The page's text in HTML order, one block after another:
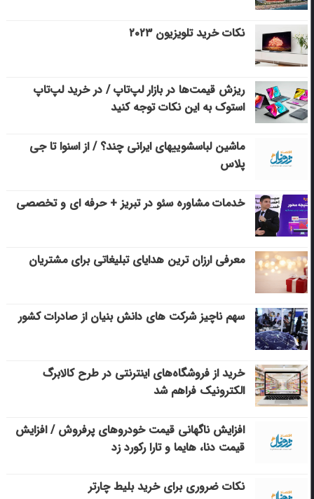
نکات خرید تلویزیون ۲۰۲۳
ریزش قیمت‌ها در بازار لپ‌تاپ / در خرید لپ‌تاپ
استوک به این نکات توجه کنید
ماشین لباسشویی‎های ایرانی چند؟ / از اسنوا تا جی
پلاس
خدمات مشاوره سئو در تبریز + حرفه ای و تخصصی
معرفی ارزان ترین هدایای تبلیغاتی برای مشتریان
سهم ناچیز شرکت های دانش بنیان از صادرات کشور
خرید از فروشگاه‌های اینترنتی در طرح کالابرگ
الکترونیک فراهم شد
افزایش ناگهانی قیمت خودروهای پرفروش / افزایش
قیمت دنا، هایما و تارا رکورد زد
نکات ضروری برای خرید بلیط چارتر